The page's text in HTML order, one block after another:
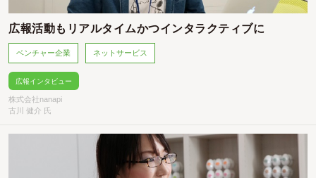
広報活動もリアルタイムかつインタラクティブに
ベンチャー企業 ネットサービス
広報インタビュー
株式会社nanapi
古川 健介 氏